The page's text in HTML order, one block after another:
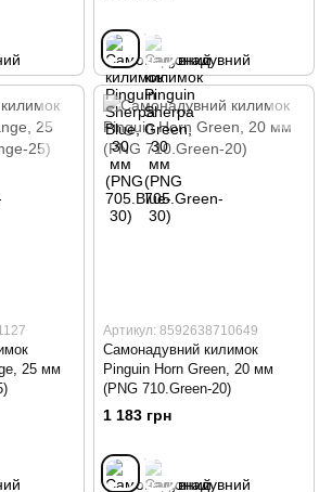
25 мм
Артикул: 8592638710649
Самонадувний килимок
Pinguin Horn Green, 20 мм
(PNG 710.Green-20)
1 183 грн